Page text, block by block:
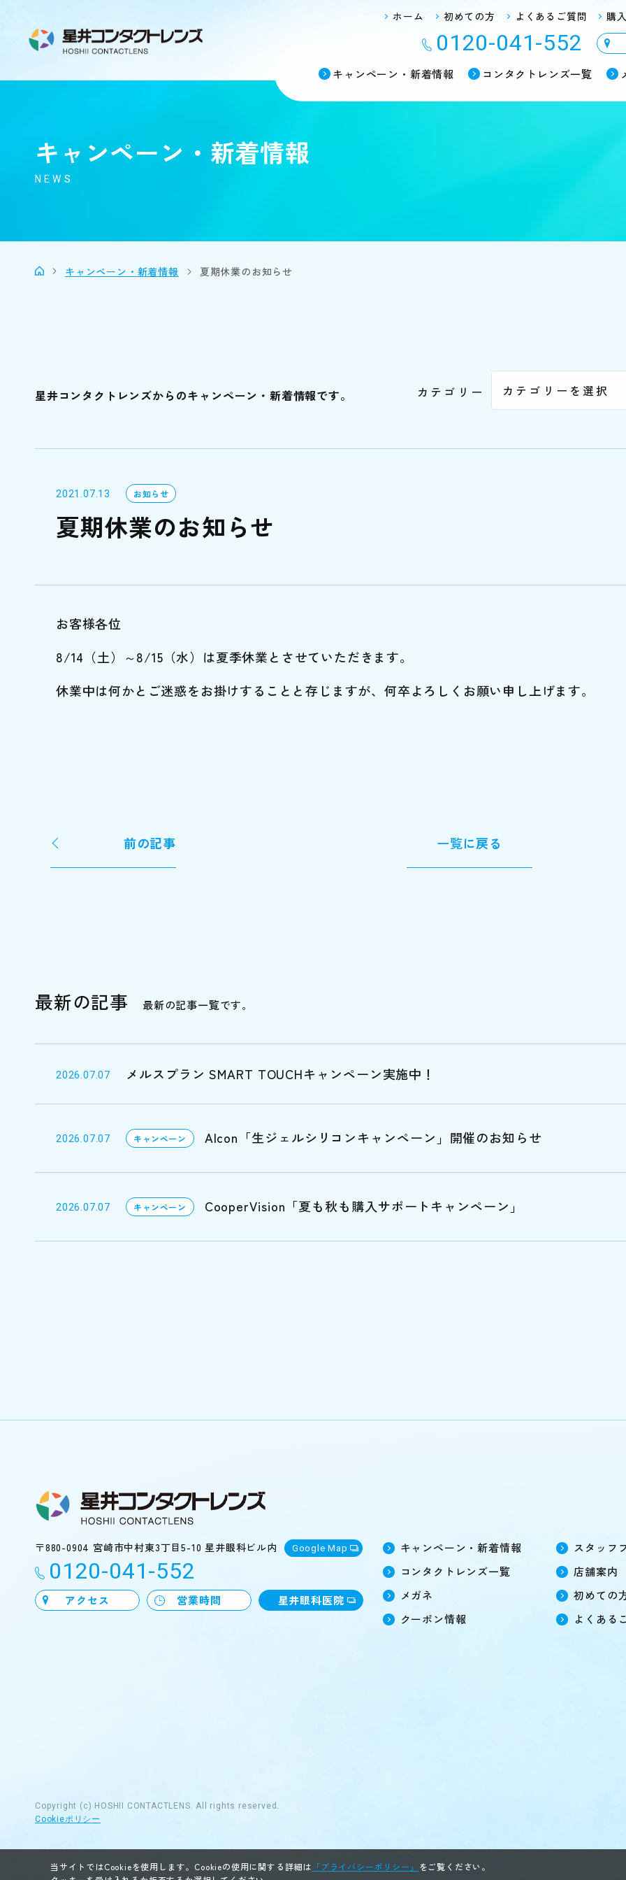
キャンペーン・新着情報 コンタクトレンズ一覧
0120-041-552
ホーム 初めての方 よくあるご質問 購
キャンペーン・新着情報
NEWS
キャンペーン・新着情報 夏期休業のお知らせ
星井コンタクトレンズからのキャンペーン・新着情報です。 カテゴリー
2021.07.13 お知らせ
夏期休業のお知らせ
お客様各位
8/14（土）～8/15（水）は夏季休業とさせていただきます。
休業中は何かとご迷惑をお掛けすることと存じますが、何卒よろしくお願い申し上げます。
前の記事 一覧に戻る
最新の記事 最新の記事一覧です。
2026.07.07 メルスプラン SMART TOUCHキャンペーン実施中！
2026.07.07 キャンペーン Alcon「生ジェルシリコンキャンペーン」開催のお知らせ
2026.07.07 キャンペーン CooperVision「夏も秋も購入サポートキャンペーン」
キャンペーン・新着情報
コンタクトレンズ一覧
メガネ
クーポン情報
スタッフ
店舗案内
初めての
よくある
〒880-0904 宮崎市中村東3丁目5-10 星井眼科ビル内 Google Map
0120-041-552
アクセス 営業時間 星井眼科医院
Copyright (c) HOSHII CONTACTLENS.All rights reserved.
Cookieポリシー
当サイトではCookieを使用します。Cookieの使用に関する詳細は 「プライバシーポリシー」 をご覧ください。